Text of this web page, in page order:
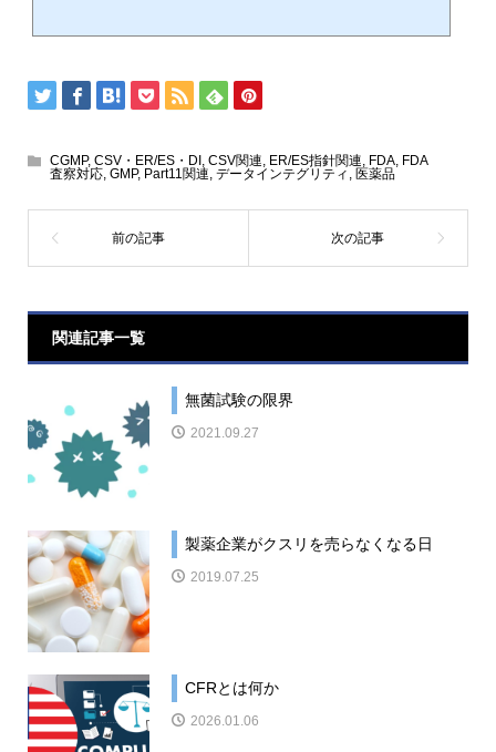
CGMP, CSV・ER/ES・DI, CSV関連 ER/ES指針関連 FDA, FDA
査察対応, GMP, Part11関連 データインテグリティ 医薬品
関連記事一覧
無菌試験の限界
2021.09.27
製薬企業がクスリを売らなくなる日
2019.07.25
CFRとは何か
2026.01.06